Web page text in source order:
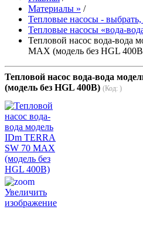
Материалы » /
Тепловые насосы -
Тепловые насосы «вода-
Тепловой насос вода-вода
MAX (модель без HGL
Тепловой насос вода-вода
(модель без HGL 400В) (Код: )
Увеличить
изображение